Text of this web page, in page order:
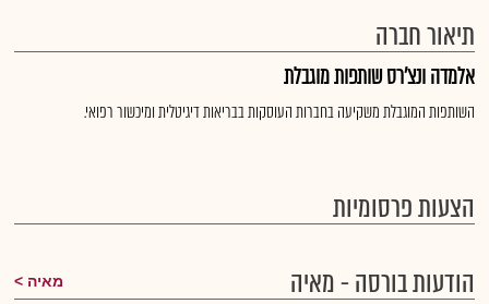
תיאור חברה
אלמדה ונצ'רס שותפות מוגבלת
השותפות המוגבלת משקיעה בחברות העוסקות בבריאות דיגיטלית ומיכשור רפואי.
הצעות פרסומיות
הודעות בורסה - מאיה
מאיה